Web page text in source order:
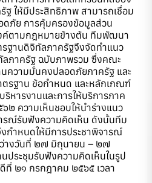
ฐ ให้มีประสิทธิภาพ สามารถเชื่อม
ดภัย การคุ้มครองข้อมูลส่วน
ค์ตามกฎหมายข้างต้น ทีมพัฒนา
ฐานดิจิทัลภาครัฐจึงจัดทำแนว
ภาครัฐ ฉบับภาพรวม ซึ่งคณะ
ความมั่นคงปลอดภัยภาครัฐ และ
รฐาน ข้อกำหนด และหลักเกณฑ์
หารงานและการให้บริการภาค
๒ ความเห็นชอบให้นำร่างแนว
รณ์รับฟังความคิดเห็น ดังนั้นทีม
กำหนดให้มีการประชาพิจารณ์
างวันที่ ๒๗ มิถุนายน – ๒๗
ประชุมรับฟังความคิดเห็นในรูป
ที่ ๒๑ กรกฎาคม ๒๕๖๕ เวลา